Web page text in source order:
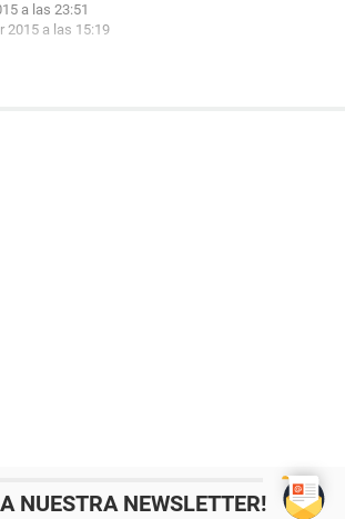
a las 23:51
2015 a las 15:19
NUESTRA NEWSLETTER!